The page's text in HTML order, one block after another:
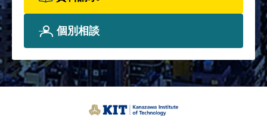
個別相談